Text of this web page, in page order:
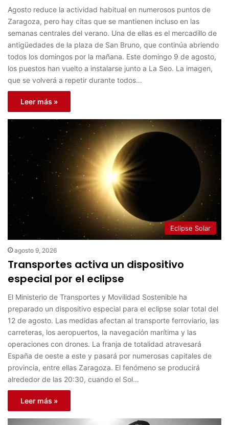
Agosto reduce la actividad habitual en numerosos puntos de
Zaragoza, pero hay citas que se mantienen incluso en las
semanas centrales del verano. Una de ellas es el mercadillo de
antigüedades de la plaza de San Bruno, que continúa abriendo
todos los domingos por la mañana. Este domingo 9 de agosto,
los puestos han vuelto a instalarse junto a La Seo. La imagen,
que se volverá a repetir durante todos…
Leer más »
Eclipse Solar
agosto 9, 2026
Transportes activa un dispositivo
especial por el eclipse
El Ministerio de Transportes y Movilidad Sostenible ha
preparado un dispositivo especial para el eclipse solar total del
12 de agosto. Las medidas afectan al transporte ferroviario, las
carreteras, los aeropuertos, la navegación marítima y las
operaciones con drones. La franja de totalidad atravesará
España de oeste a este y pasará por numerosas capitales de
provincia, entre ellas Zaragoza. El fenómeno se producirá
alrededor de las 20:30, cuando el Sol…
Leer más »